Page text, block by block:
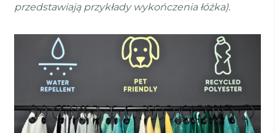
przedstawiają przykłady wykończenia łóżka).